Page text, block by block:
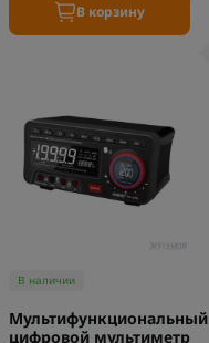
В корзину
В наличии
Мультифункциональный
цифровой мультиметр